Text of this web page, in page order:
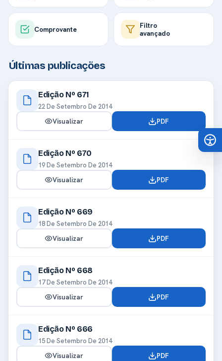
Comprovante
Filtro
avançado
Últimas publicações
Edição Nº 671
22 De Setembro De 2014
Visualizar PDF
Edição Nº 670
19 De Setembro De 2014
Visualizar PDF
Edição Nº 669
18 De Setembro De 2014
Visualizar PDF
Edição Nº 668
17 De Setembro De 2014
Visualizar PDF
Edição Nº 666
15 De Setembro De 2014
Visualizar PDF